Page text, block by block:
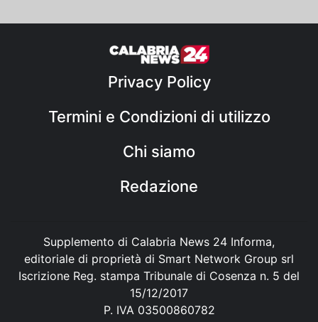
Privacy Policy
Termini e Condizioni di utilizzo
Chi siamo
Redazione
Supplemento di Calabria News 24 Informa,
editoriale di proprietà di Smart Network Group srl
Iscrizione Reg. stampa Tribunale di Cosenza n. 5 del
15/12/2017
P. IVA 03500860782